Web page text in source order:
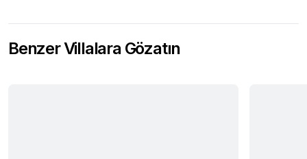
Benzer Villalara Gözatın